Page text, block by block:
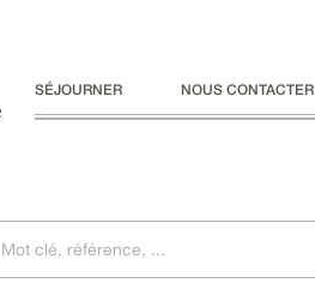
SÉJOURNER NOUS CONTACTER